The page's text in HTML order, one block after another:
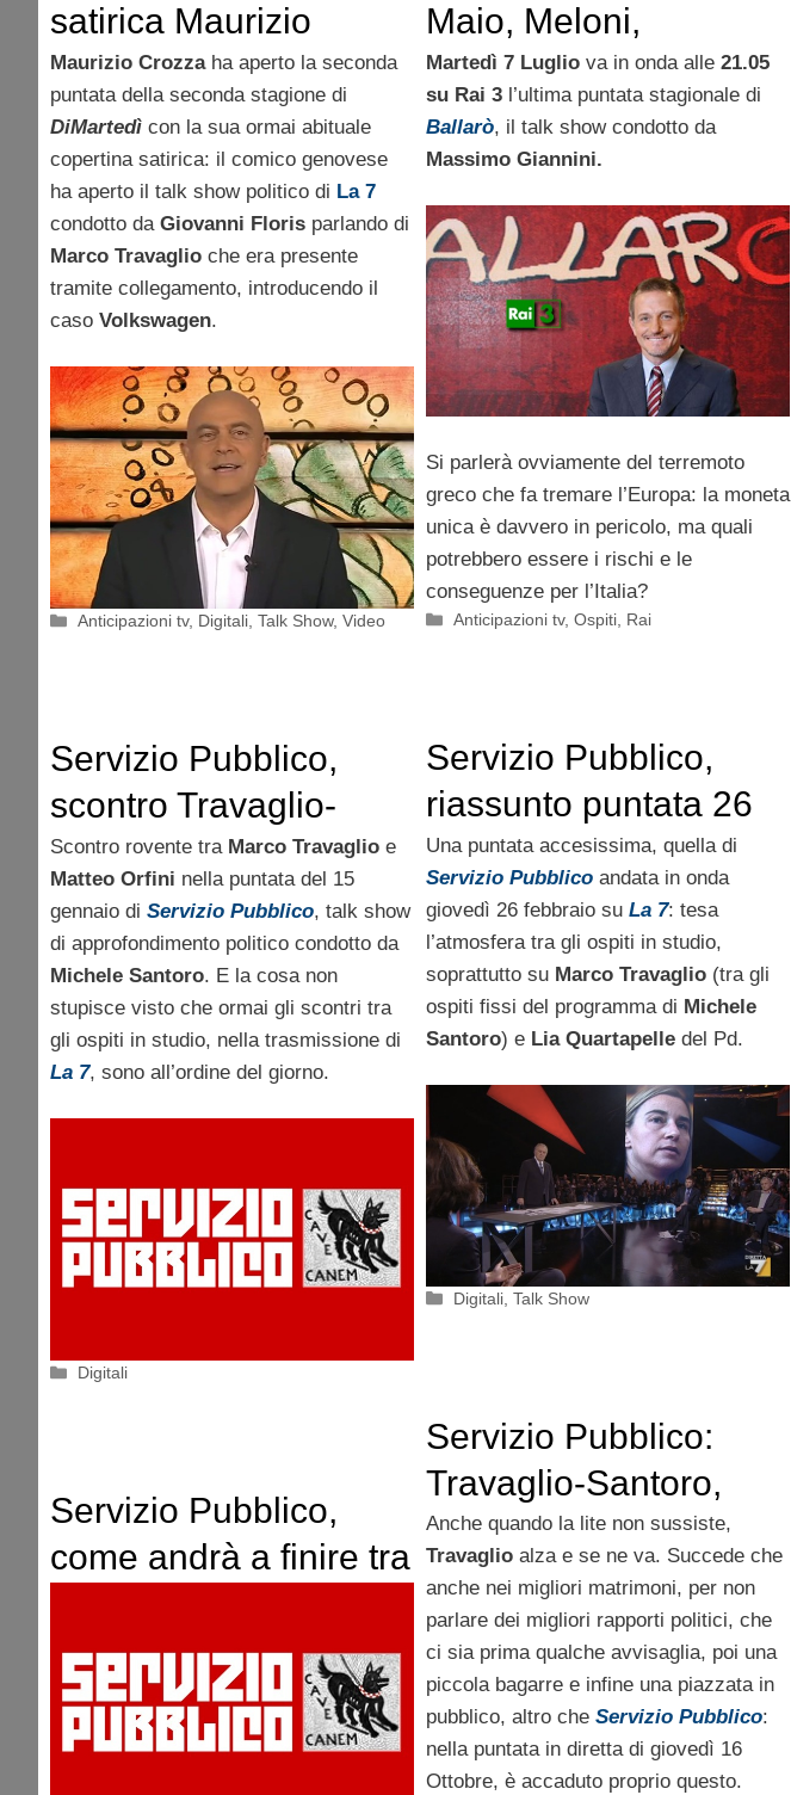
satirica Maurizio
Crozza 22 Settembre-
VIDEO
Maurizio Crozzaha aperto la seconda
puntata della seconda stagione di
DiMartedì con la sua ormai abituale
copertina satirica: il comico genovese
ha aperto il talk show politico di La 7
condotto da Giovanni Floris parlando di
Marco Travaglio che era presente
tramite collegamento, introducendo il
caso Volkswagen.
Categorie
Anticipazioni tv, Digitali,Talk Show,Video
Maio, Meloni,
Lorenzin, Travaglio,
Freccero
Martedì 7 Lugliova in onda alle21.05
su Rai 3 l’ultima puntata stagionale di
Ballarò, il talk show condotto da
Massimo Giannini.
Si parlerà ovviamente del terremoto
greco che fa tremare l’Europa: la moneta
unica è davvero in pericolo, ma quali
potrebbero essere i rischi e le
conseguenze per l’Italia?
Categorie
Anticipazioni tv,Ospiti, Rai
Servizio Pubblico,
riassunto puntata 26
febbraio: Quartapelle
vs Travaglio
Una puntata accesissima, quella di
Servizio Pubblicoandata in onda
giovedì 26 febbraio su La 7: tesa
l’atmosfera tra gli ospiti in studio,
soprattutto su Marco Travaglio(tra gli
ospiti fissi del programma di Michele
Santoro) eLia Quartapelledel Pd.
Categorie
Digitali ,Talk Show
Servizio Pubblico,
scontro Travaglio-
Orfini
Scontro rovente tra Marco Travaglio e
Matteo Orfini nella puntata del 15
gennaio di Servizio Pubblico, talk show
di approfondimento politico condotto da
Michele Santoro. E la cosa non
stupisce visto che ormai gli scontri tra
gli ospiti in studio, nella trasmissione di
La 7, sono all’ordine del giorno.
Categorie
Digitali
Servizio Pubblico:
Travaglio-Santoro,
tanta lite (in diretta)
per nulla – VIDEO
Anche quando la lite non sussiste,
Travaglioalza e se ne va. Succede che
anche nei migliori matrimoni, per non
parlare dei migliori rapporti politici, che
ci sia prima qualche avvisaglia, poi una
piccola bagarre e infine una piazzata in
pubblico, altro che Servizio Pubblico:
nella puntata in diretta di giovedì 16
Ottobre, è accaduto proprio questo.
Servizio Pubblico,
come andrà a finire tra